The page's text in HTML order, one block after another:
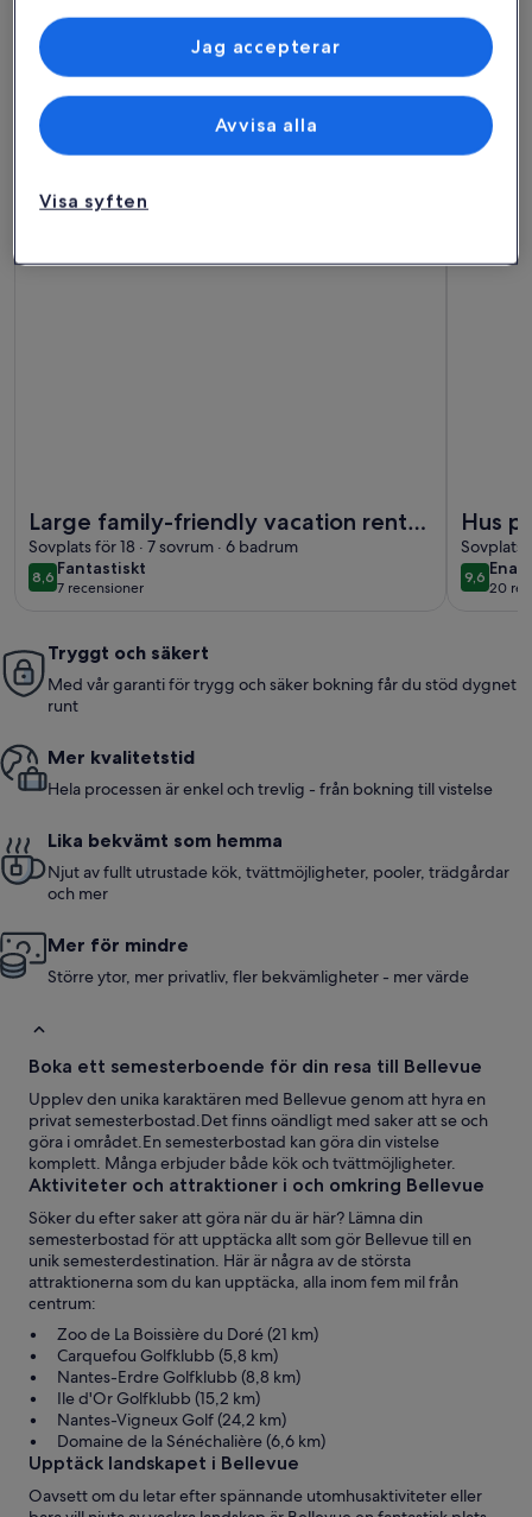
Hus Lägenhet Stuga
Hitta bästa boendet – Bellevue
Large family-friendly vacation rental
in the countryside Outdoor pool
Wooded grounds Pets allowed
Sovplats för 18 · 7 sovrum · 6 badrum
8,68,6 av 10
Fantastiskt
fantastiskt
7 recensioner
(7 recensioner)
Hus
(16/
Sovplats
9,69,6 av 10
20
(20
Tryggt och säkert
Med vår garanti för trygg och säker bokning får du stöd dygnet
runt
Mer kvalitetstid
Hela processen är enkel och trevlig - från bokning till vistelse
Lika bekvämt som hemma
Njut av fullt utrustade kök, tvättmöjligheter, pooler, trädgårdar
och mer
Mer för mindre
Större ytor, mer privatliv, fler bekvämligheter - mer värde
Boka ett semesterboende för din resa till Bellevue
Upplev den unika karaktären med Bellevue genom att hyra en
privat semesterbostad.Det finns oändligt med saker att se och
göra i området.En semesterbostad kan göra din vistelse
komplett. Många erbjuder både kök och tvättmöjligheter.
Aktiviteter och attraktioner i och omkring Bellevue
Söker du efter saker att göra när du är här? Lämna din
semesterbostad för att upptäcka allt som gör Bellevue till en
unik semesterdestination. Här är några av de största
attraktionerna som du kan upptäcka, alla inom fem mil från
centrum:
Zoo de La Boissière du Doré (21 km)
Carquefou Golfklubb (5,8 km)
Nantes-Erdre Golfklubb (8,8 km)
Ile d'Or Golfklubb (15,2 km)
Nantes-Vigneux Golf (24,2 km)
Domaine de la Sénéchalière (6,6 km)
Upptäck landskapet i Bellevue
Oavsett om du letar efter spännande utomhusaktiviteter eller
Visa syften
Avvisa alla
Jag accepterar